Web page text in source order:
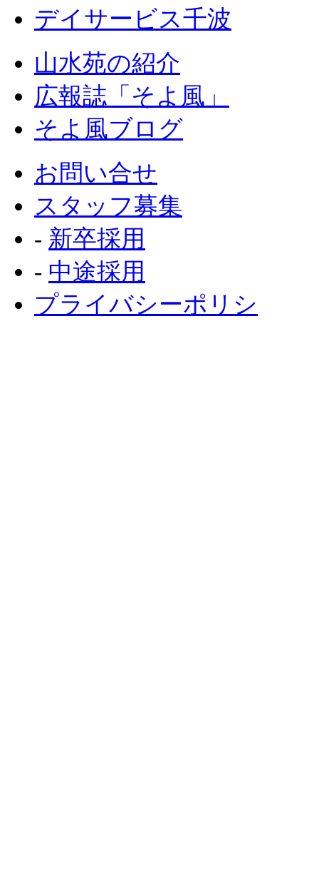
デイサービス千波
山水苑の紹介
広報誌「そよ風」
そよ風ブログ
お問い合せ
スタッフ募集
‐ 新卒採用
‐ 中途採用
プライバシーポリシ